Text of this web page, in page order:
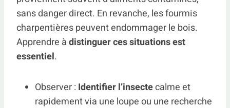
sans danger direct. En revanche, les fourmis
charpentières peuvent endommager le bois.
Apprendre àdistinguer ces situations est
essentiel.
Observer : Identifier l’insectecalme et
rapidement via une loupe ou une recherche